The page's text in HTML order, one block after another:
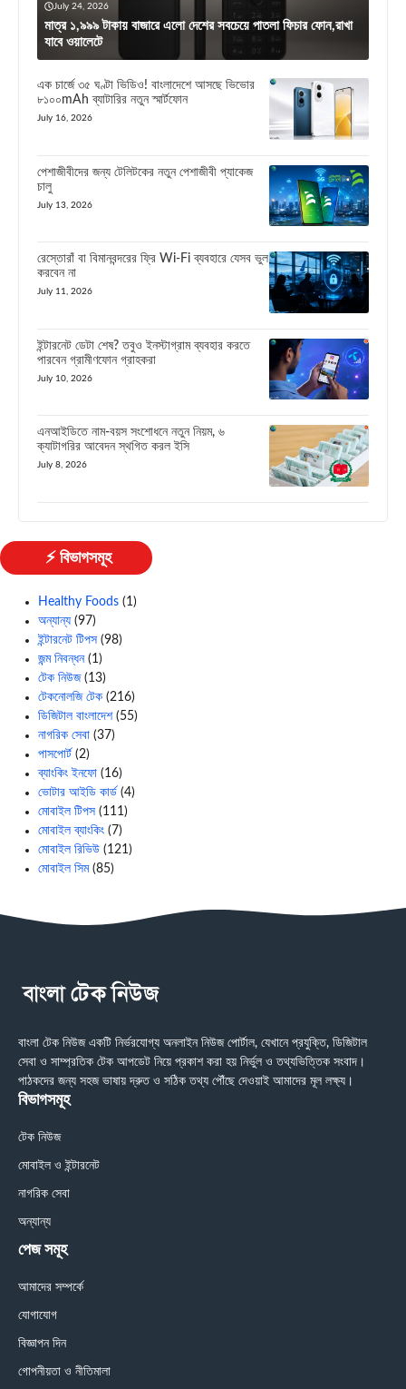
July 24, 2026
মাত্র ১,৯৯৯ টাকায় বাজারে এলো দেশের সবচেয়ে পাতলা ফিচার ফোন,রাখা
যাবে ওয়ালেটে
এক চার্জে ৩৫ ঘণ্টা ভিডিও! বাংলাদেশে আসছে ভিভোর
৮১০০mAh ব্যাটারির নতুন স্মার্টফোন
July 16, 2026
পেশাজীবীদের জন্য টেলিটকের নতুন পেশাজীবী প্যাকেজ
চালু
July 13, 2026
রেস্তোরাঁ বা বিমানবন্দরের ফ্রি Wi-Fi ব্যবহারে যেসব ভুল
করবেন না
July 11, 2026
ইন্টারনেট ডেটা শেষ? তবুও ইনস্টাগ্রাম ব্যবহার করতে
পারবেন গ্রামীণফোন গ্রাহকরা
July 10, 2026
এনআইডিতে নাম-বয়স সংশোধনে নতুন নিয়ম, ৬
ক্যাটাগরির আবেদন স্থগিত করল ইসি
July 8, 2026
⚡ বিভাগসমূহ
Healthy Foods (1)
অন্যান্য (97)
ইন্টারনেট টিপস (98)
জন্ম নিবন্ধন(1)
টেক নিউজ(13)
টেকনোলজি টেক (216)
ডিজিটাল বাংলাদেশ(55)
নাগরিক সেবা (37)
পাসপোর্ট (2)
ব্যাংকিং ইনফো (16)
ভোটার আইডি কার্ড (4)
মোবাইল টিপস (111)
মোবাইল ব্যাংকিং (7)
মোবাইল রিভিউ (121)
মোবাইল সিম(85)
বাংলা টেক নিউজ একটি নির্ভরযোগ্য অনলাইন নিউজ পোর্টাল, যেখানে প্রযুক্তি, ডিজিটাল
সেবা ও সাম্প্রতিক টেক আপডেট নিয়ে প্রকাশ করা হয় নির্ভুল ও তথ্যভিত্তিক সংবাদ।
পাঠকদের জন্য সহজ ভাষায় দ্রুত ও সঠিক তথ্য পৌঁছে দেওয়াই আমাদের মূল লক্ষ্য।
বিভাগসমূহ
টেক নিউজ
মোবাইল ও ইন্টারনেট
নাগরিক সেবা
অন্যান্য
পেজ সমূহ
আমাদের সম্পর্কে
যোগাযোগ
বিজ্ঞাপন দিন
গোপনীয়তা ও নীতিমালা